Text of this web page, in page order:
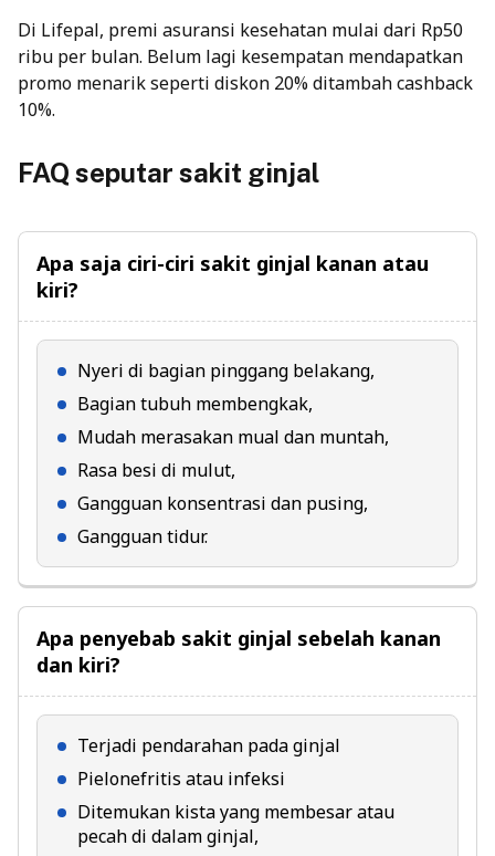
Di Lifepal, premi asuransi kesehatan mulai dari Rp50
ribu per bulan. Belum lagi kesempatan mendapatkan
promo menarik seperti diskon 20% ditambah cashback
10%.
FAQ seputar sakit ginjal
Apa saja ciri-ciri sakit ginjal kanan atau
kiri?
Nyeri di bagian pinggang belakang,
Bagian tubuh membengkak,
Mudah merasakan mual dan muntah,
Rasa besi di mulut,
Gangguan konsentrasi dan pusing,
Gangguan tidur.
Apa penyebab sakit ginjal sebelah kanan
dan kiri?
Terjadi pendarahan pada ginjal
Pielonefritis atau infeksi
Ditemukan kista yang membesar atau
pecah di dalam ginjal,